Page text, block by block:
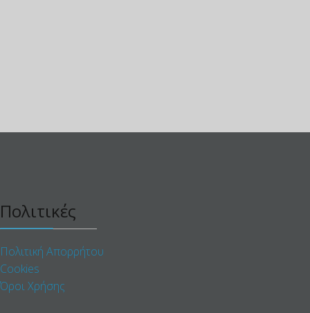
Πολιτικές
Πολιτική Απορρήτου
Cookies
Όροι Χρήσης